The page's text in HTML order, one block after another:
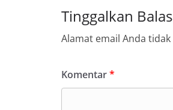
Tinggalkan
Alamat email Anda
Komentar*